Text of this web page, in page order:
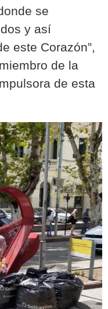
se
y así
este Corazón”,
de la
de esta